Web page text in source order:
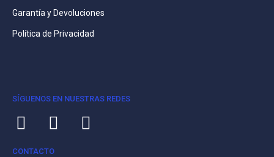
Garantía y Devoluciones
Política de Privacidad
SÍGUENOS EN NUESTRAS REDES
CONTACTO